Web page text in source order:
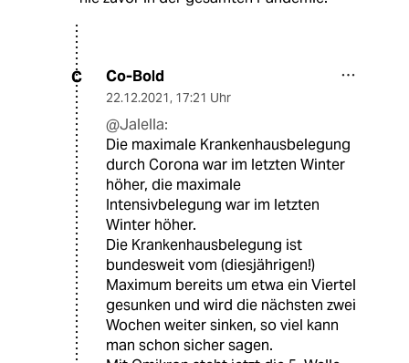
C Co-Bold
22.12.2021, 17:21 Uhr
@Jalella:
Die maximale Krankenhausbelegung
durch Corona war im letzten Winter
höher, die maximale
Intensivbelegung war im letzten
Winter höher.
Die Krankenhausbelegung ist
bundesweit vom (diesjährigen!)
Maximum bereits um etwa ein Viertel
gesunken und wird die nächsten zwei
Wochen weiter sinken, so viel kann
man schon sicher sagen.